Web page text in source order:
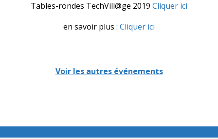
Tables-rondes TechVill@ge 2019 Cliquer ici
en savoir plus : Cliquer ici
Voir les autres événements